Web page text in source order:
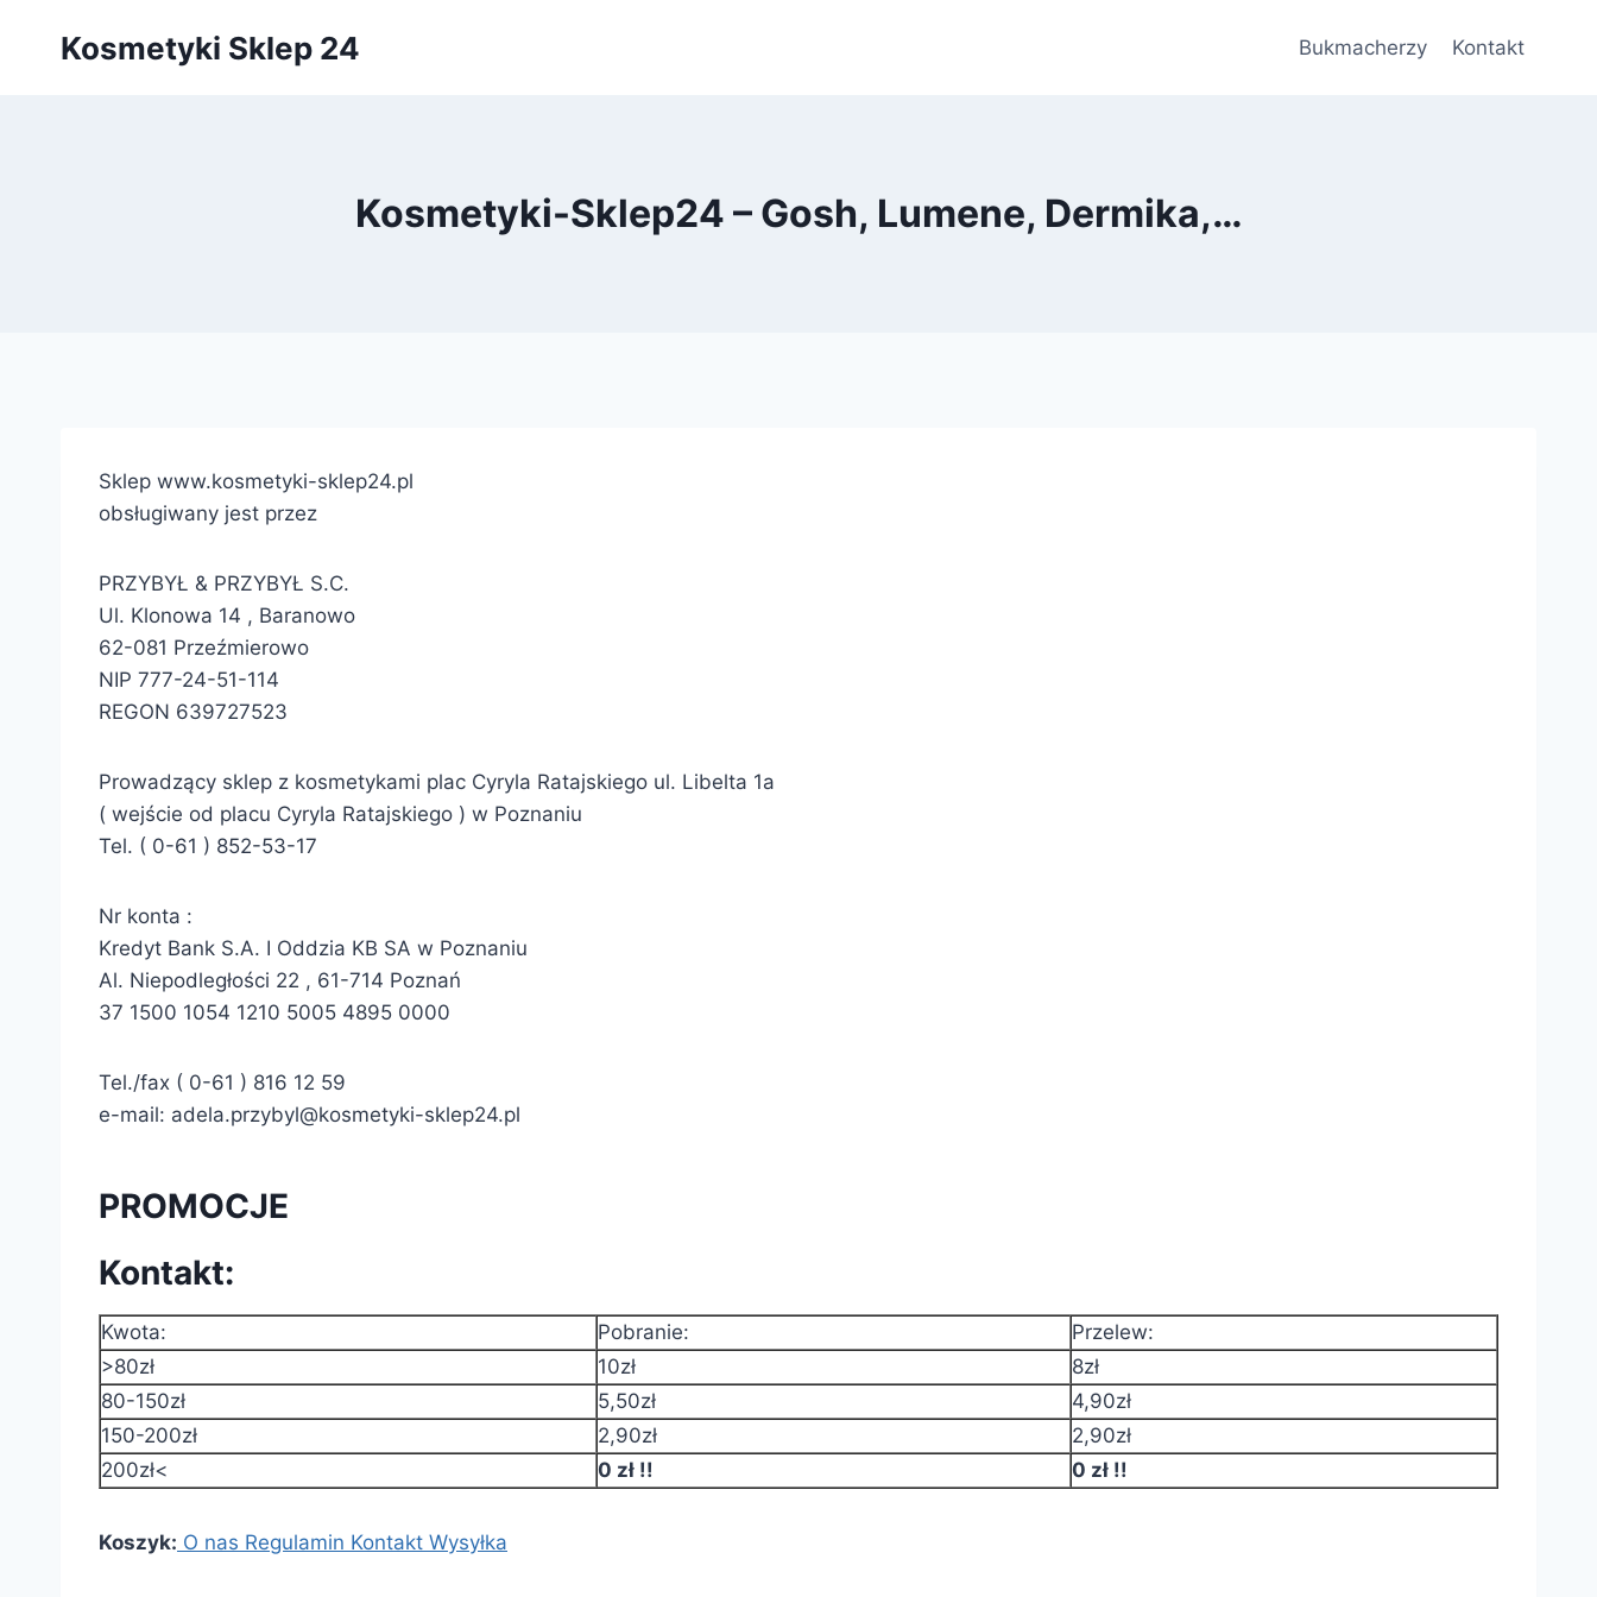
Kosmetyki Sklep 24 Bukmacherzy Kontakt
Kosmetyki-Sklep24 – Gosh, Lumene, Dermika,…
Sklep www.kosmetyki-sklep24.pl
obsługiwany jest przez
PRZYBYŁ & PRZYBYŁ S.C.
Ul. Klonowa 14 , Baranowo
62-081 Przeźmierowo
NIP 777-24-51-114
REGON 639727523
Prowadzący sklep z kosmetykami plac Cyryla Ratajskiego ul. Libelta 1a
( wejście od placu Cyryla Ratajskiego ) w Poznaniu
Tel. ( 0-61 ) 852-53-17
Nr konta :
Kredyt Bank S.A. I Oddzia KB SA w Poznaniu
Al. Niepodległości 22 , 61-714 Poznań
37 1500 1054 1210 5005 4895 0000
Tel./fax ( 0-61 ) 816 12 59
e-mail: adela.przybyl@kosmetyki-sklep24.pl
PROMOCJE
Kontakt:
Kwota: Pobranie:
Przelew:
>80zł
10zł
8zł
80-150zł
5,50zł
4,90zł
150-200zł
2,90zł
2,90zł
200zł<
0 zł !! 0 zł !!
Koszyk: O nas Regulamin Kontakt Wysyłka